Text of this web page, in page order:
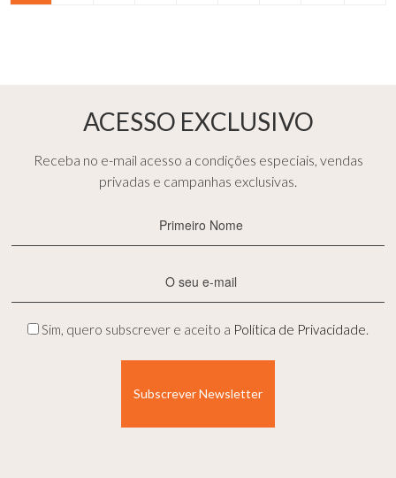
ACESSO EXCLUSIVO
Receba no e-mail acesso a condições especiais, vendas
privadas e campanhas exclusivas.
Nome
mail
Privacidade
Sim, quero subscrever e aceito a Política de Privacidade